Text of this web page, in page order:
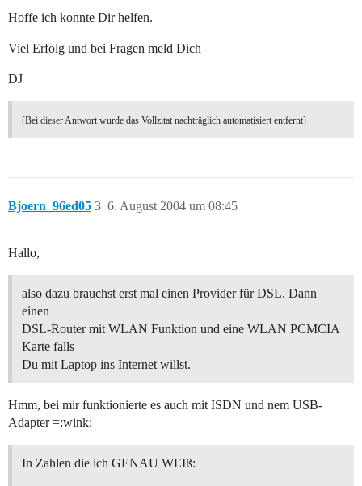
Hoffe ich konnte Dir helfen.
Viel Erfolg und bei Fragen meld Dich
DJ
[Bei dieser Antwort wurde das Vollzitat nachträglich automatisiert entfernt]
Bjoern_96ed05 6. August 2004 um 08:45
3
Hallo,
also dazu brauchst erst mal einen Provider für DSL. Dann
einen
DSL-Router mit WLAN Funktion und eine WLAN PCMCIA
Karte falls
Du mit Laptop ins Internet willst.
Hmm, bei mir funktionierte es auch mit ISDN und nem USB-
Adapter =:wink:
In Zahlen die ich GENAU WEIß: